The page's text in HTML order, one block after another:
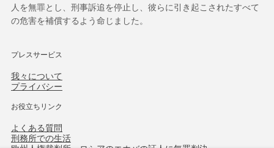
人を無罪とし、刑事訴追を停止し、彼らに引き起こされたすべて
の危害を補償するよう命じました。
プレスサービス
我々について
プライバシー
お役立ちリンク
よくある質問
刑務所での生活